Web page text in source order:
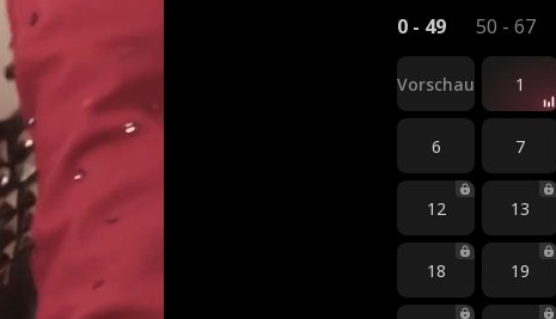
0 - 49 50 - 67
Vorschau 1
6 7
12 13
18 19